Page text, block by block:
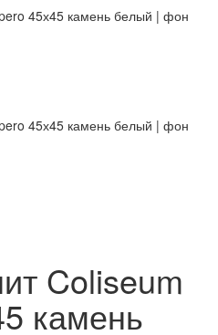
Coliseum
камень